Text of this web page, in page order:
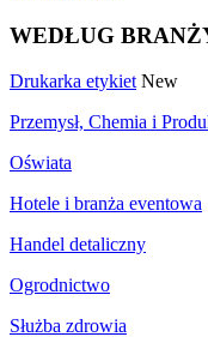
WEDŁUG
Drukarka etykiet New
Przemysł, Chemia i
Oświata
Hotele i branża eventowa
Handel detaliczny
Ogrodnictwo
Służba zdrowia